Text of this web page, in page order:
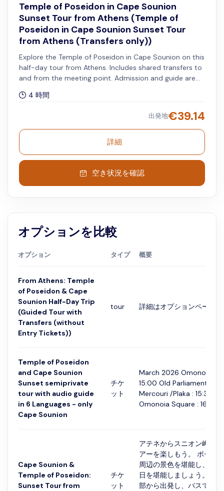
Temple of Poseidon in Cape Sounion
Sunset Tour from Athens (Temple of
Poseidon in Cape Sounion Sunset Tour
from Athens (Transfers only))
Explore the Temple of Poseidon in Cape Sounion on this
half-day tour from Athens. Includes shared transfers to
and from the meeting point. Admission and guide are
4 時間
出発地€39.14
詳細
空き状況を確認
オプションを比較
オプション タイプ 概要
From Athens: Temple
of Poseidon & Cape
Sounion Half-Day Trip
(Guided Tour with
Transfers (without
Entry Tickets))
tour 詳細はオプションページ
Temple of Poseidon
and Cape Sounion
Sunset semiprivate
tour with audio guide
in 6 Languages - only
Cape Sounion
チケ
ット
March 2026 Omonoia
15:00 Old Parliament :
Mercouri /Plaka : 15:30
Omonoia Square : 16:...
Cape Sounion &
Temple of Poseidon:
Sunset Tour from
チケ
ット
アテネからスニオン岬へ
アーを楽しもう。 ポセイ
周辺の景色を堪能し、エ
日を堪能しましょう。 ア
部から出発し、バスでス